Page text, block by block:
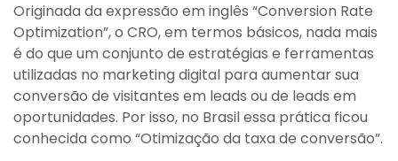
Originada da expressão em inglês “Conversion Rate
Optimization”, o CRO, em termos básicos, nada mais
é do que um conjunto de estratégias e ferramentas
utilizadas no marketing digital para aumentar sua
conversão de visitantes em leads ou de leads em
oportunidades. Por isso, no Brasil essa prática ficou
conhecida como “Otimização da taxa de conversão”.